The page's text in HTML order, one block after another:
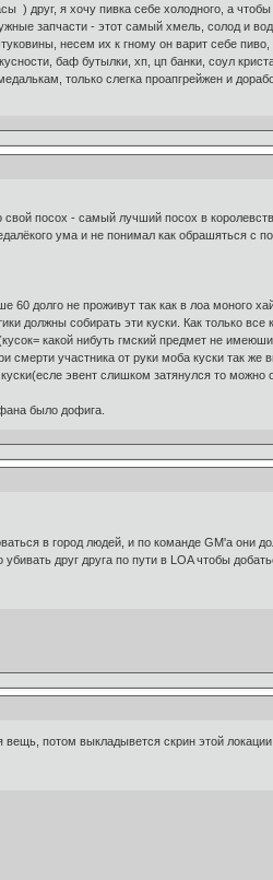
) друг, я хочу пивка себе холодного, а
запчасти - этот самый хмель, солод и
несем их к гному он варит себе
баф бутылки, хп, цп банки, соул
только слегка проапгрейжен и
посох - самый лучший посох в
ума и не понимал как обрашяться с
долго не проживут так как в лоа моного
должны собирать эти куски. Как только
какой нибуть гмский предмет не
смерти участника от руки моба куски так
эвент слишком затянулся то
было дофига.
в город людей, и по команде GM'a они
друг друга по пути в LOA чтобы
потом выкладывется скрин этой